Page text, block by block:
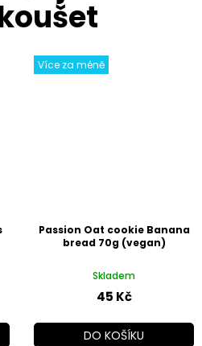
Více za méně
Passion Oat cookie Banana
bread 70g (vegan)
Skladem
45 Kč
DO KOŠÍKU